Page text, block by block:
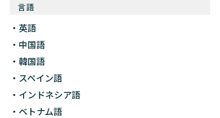
言語
英語
中国語
韓国語
スペイン語
インドネシア語
ベトナム語